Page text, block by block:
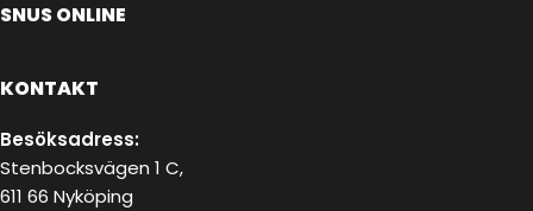
SNUS ONLINE
KONTAKT
Besöksadress:
Stenbocksvägen 1 C,
611 66 Nyköping